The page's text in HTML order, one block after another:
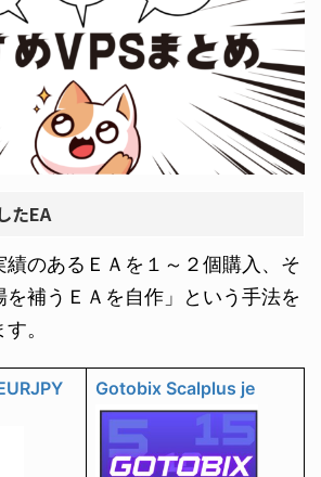
たEA
績のあるＥＡを１～２個購入、そ
補うＥＡを自作」という手法を
。
Gotobix Scalplus je